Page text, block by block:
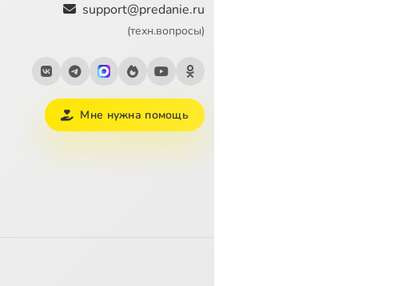
support@predanie.ru
(техн.вопросы)
Мне нужна помощь